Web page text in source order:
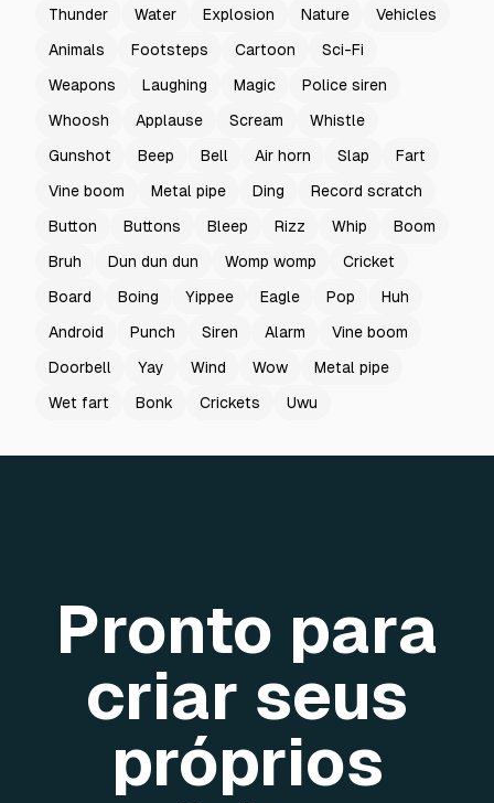
Thunder Water Explosion Nature
Vehicles
Animals
Footsteps Cartoon
Sci-Fi
Weapons
Laughing Magic
Police siren
Whoosh
Applause Scream
Whistle
Gunshot
Beep Bell Air horn Slap
Fart
Vine boom
Metal pipe Ding
Record scratch
Button
Buttons Bleep Rizz Whip
Boom
Bruh
Dun dun dun Womp womp
Cricket
Board
Boing Yippee Eagle Pop
Huh
Android
Punch Siren Alarm
Vine boom
Doorbell
Yay Wind Wow
Metal pipe
Wet fart
Bonk Crickets Uwu
Pronto para
criar seus
próprios